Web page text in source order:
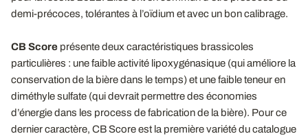
demi-précoces, tolérantes à l’oïdium et avec un bon calibrage.
CB Score présente deux caractéristiques brassicoles
particulières : une faible activité lipoxygénasique (qui améliore la
conservation de la bière dans le temps) et une faible teneur en
diméthyle sulfate (qui devrait permettre des économies
d’énergie dans les process de fabrication de la bière). Pour ce
dernier caractère, CB Score est la première variété du catalogue